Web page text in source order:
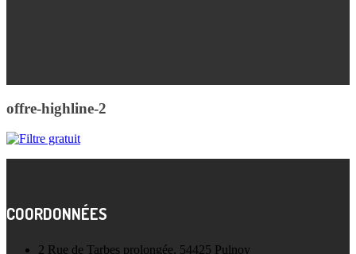
offre-highline-2
COORDONNÉES
2 Rue de Tarbes prolongée, 54425 Pulnoy